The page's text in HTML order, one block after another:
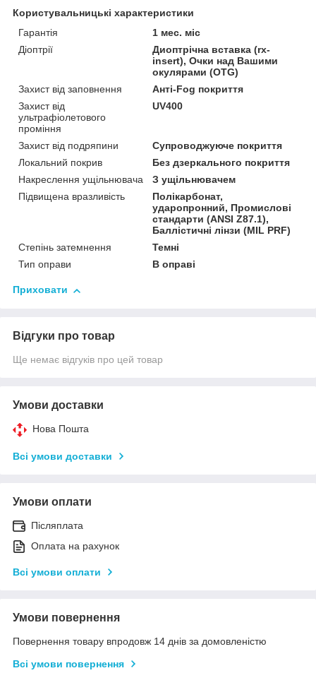
Користувальницькі характеристики
Гарантія
1 мес. міс
Діоптрії
Диоптрічна вставка (rx-
insert), Очки над Вашими
окулярами (OTG)
Захист від заповнення
Анті-Fog покриття
Захист від
ультрафіолетового
проміння
UV400
Захист від подряпини
Супроводжуюче покриття
Локальний покрив
Без дзеркального покриття
Накреслення ущільнювача
З ущільнювачем
Підвищена вразливість
Полікарбонат,
ударопронний, Промислові
стандарти (ANSI Z87.1),
Баллістичні лінзи (MIL PRF)
Степінь затемнення
Темні
Тип оправи
В оправі
Приховати
Відгуки про товар
Ще немає відгуків про цей товар
Умови доставки
Нова Пошта
Всі умови доставки
Умови оплати
Післяплата
Оплата на рахунок
Всі умови оплати
Умови повернення
Повернення товару впродовж 14 днів за домовленістю
Всі умови повернення